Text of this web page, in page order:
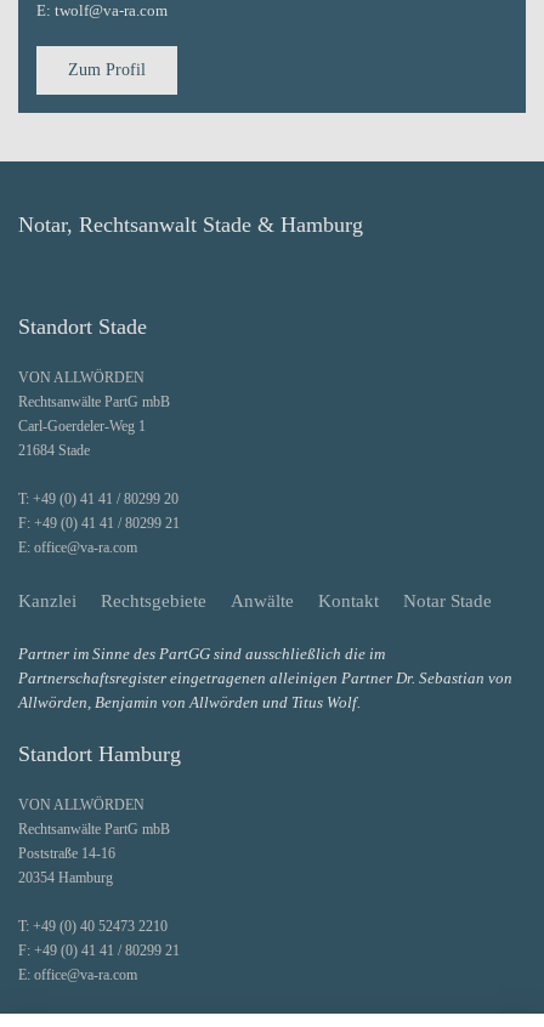
E: twolf@va-ra.com
Zum Profil
Notar, Rechtsanwalt Stade & Hamburg
Standort Stade
VON ALLWÖRDEN
Rechtsanwälte PartG mbB
Carl-Goerdeler-Weg 1
21684 Stade
T: +49 (0) 41 41 / 80299 20
F: +49 (0) 41 41 / 80299 21
E: office@va-ra.com
Kanzlei Rechtsgebiete Anwälte Kontakt Notar Stade
Partner im Sinne des PartGG sind ausschließlich die im
Partnerschaftsregister eingetragenen alleinigen Partner Dr. Sebastian von
Allwörden, Benjamin von Allwörden und Titus Wolf.
Standort Hamburg
VON ALLWÖRDEN
Rechtsanwälte PartG mbB
Poststraße 14-16
20354 Hamburg
T: +49 (0) 40 52473 2210
F: +49 (0) 41 41 / 80299 21
E: office@va-ra.com